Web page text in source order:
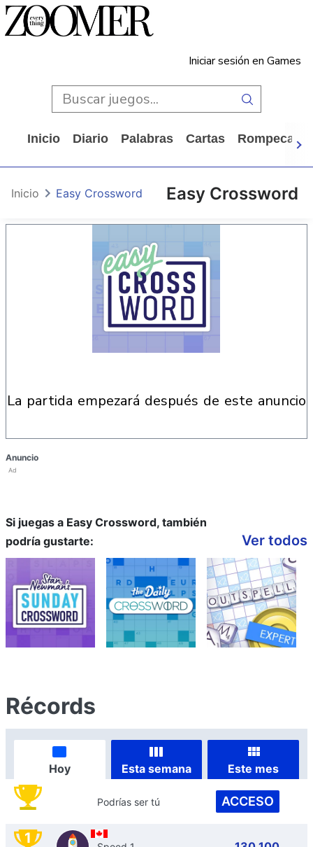
Iniciar sesión en Games
Inicio Diario Palabras Cartas
Easy Crossword
Inicio Easy Crossword
la partida empezará después de este anuncio
Anuncio
Ad
Si juegas a Easy Crossword, también
podría gustarte:
Ver todos
Récords
Hoy Esta semana Este mes
Podrías ser tú ACCESO
1